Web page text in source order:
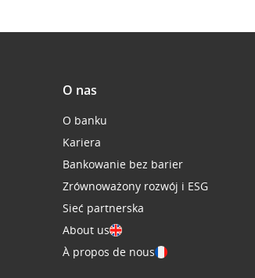
O nas
O banku
Kariera
Bankowanie bez barier
Zrównoważony rozwój i ESG
Sieć partnerska
About us
À propos de nous